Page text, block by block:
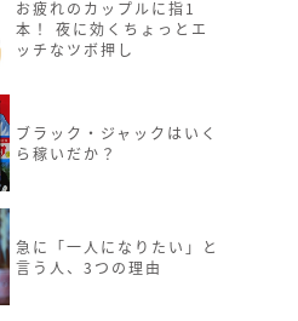
お疲れのカップルに指1
本！ 夜に効くちょっとエ
ッチなツボ押し
ブラック・ジャックはいく
ら稼いだか？
急に「一人になりたい」と
言う人、3つの理由